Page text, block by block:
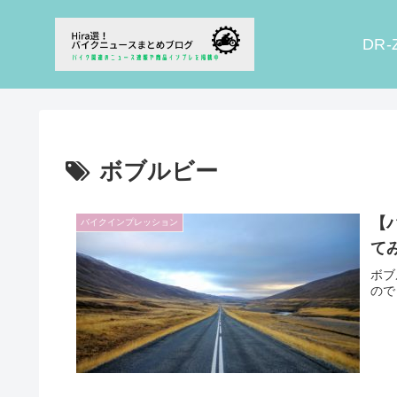
DR-
ボブルビー
バイクインプレッション
て
ボ
の